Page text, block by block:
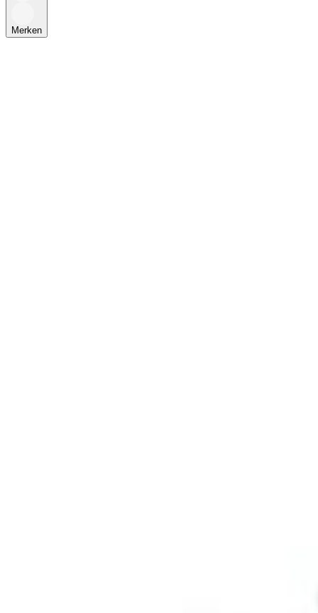
Merken